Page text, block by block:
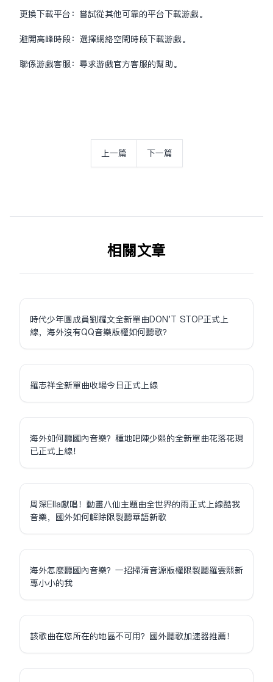
更换下载平台：尝试从其他可靠的平台下载游戏。
避开高峰时段：选择网络空闲时段下载游戏。
联系游戏客服：寻求游戏官方客服的帮助。
上一篇 下一篇
相关文章
時代少年團成員劉耀文全新單曲DON'T STOP正式上
線，海外沒有QQ音樂版權如何聽歌？
羅志祥全新單曲收場今日正式上線
海外如何聽國內音樂？種地吧陳少熙的全新單曲花落花現
已正式上線！
周深Ella獻唱！動畫八仙主題曲全世界的雨正式上線酷我
音樂，國外如何解除限制聽華語新歌
海外怎麼聽國內音樂？一招掃清音源版權限制聽羅雲熙新
專小小的我
該歌曲在您所在的地區不可用？國外聽歌加速器推薦！